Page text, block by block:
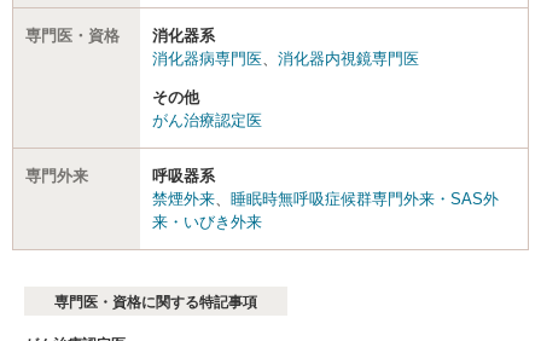
専門医・資格
消化器系
消化器病専門医
消化器内視鏡専門医
その他
がん治療認定医
専門外来
呼吸器系
禁煙外来
睡眠時無呼吸症候群専門外来・SAS外
来・いびき外来
専門医・資格に関する特記事項